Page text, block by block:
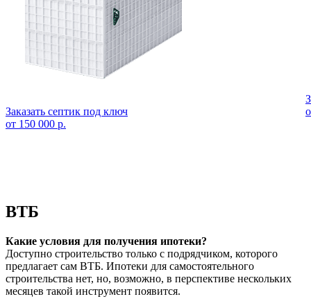
Заказать септик под ключ
от 150 000 р.
ВТБ
Какие условия для получения ипотеки?
Доступно строительство только с подрядчиком, которого
предлагает сам ВТБ. Ипотеки для самостоятельного
строительства нет, но, возможно, в перспективе нескольких
месяцев такой инструмент появится.